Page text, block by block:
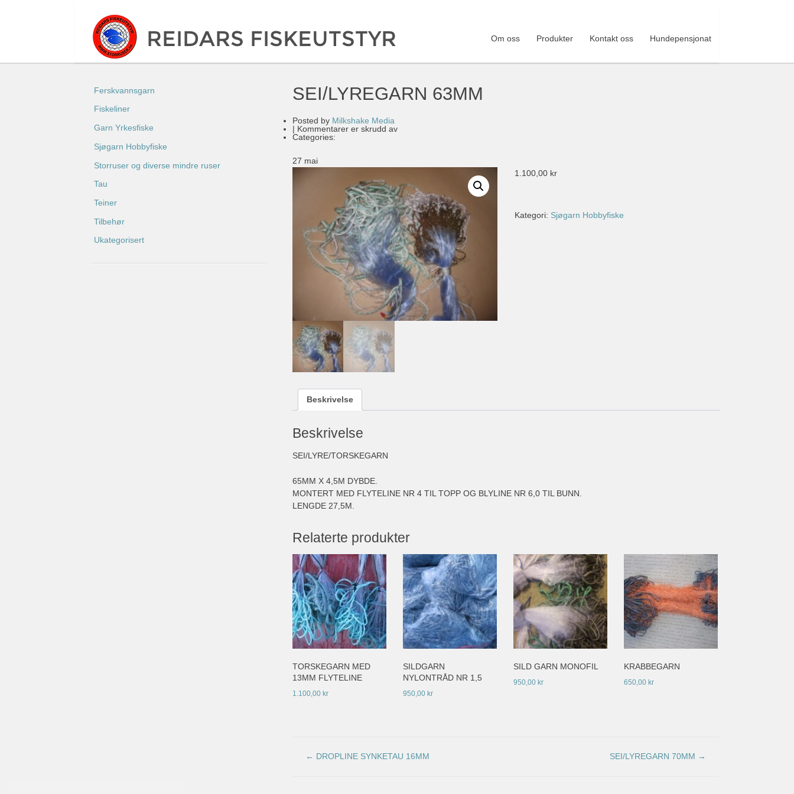
Om oss Produkter Kontakt oss Hundepensjonat
SEI/LYREGARN 63MM
Posted by Milkshake Media
| Kommentarer er skrudd avfor
Categories:
27 mai
1.100,00 kr
Kategori: Sjøgarn Hobbyfiske
Beskrivelse
Beskrivelse
SEI/LYRE/TORSKEGARN
65MM X 4,5M DYBDE.
MONTERT MED FLYTELINE NR 4 TIL TOPP OG BLYLINE NR 6,0 TIL BUNN.
LENGDE 27,5M.
Relaterte produkter
TORSKEGARN MED
13MM FLYTELINE
1.100,00 kr
SILDGARN
NYLONTRÅD NR 1,5
950,00 kr
SILD GARN MONOFIL
950,00 kr
KRABBEGARN
650,00 kr
← DROPLINE SYNKETAU 16MM SEI/LYREGARN 70MM →
Ferskvannsgarn
Fiskeliner
Garn Yrkesfiske
Sjøgarn Hobbyfiske
Storruser og diverse mindre ruser
Tau
Teiner
Tilbehør
Ukategorisert